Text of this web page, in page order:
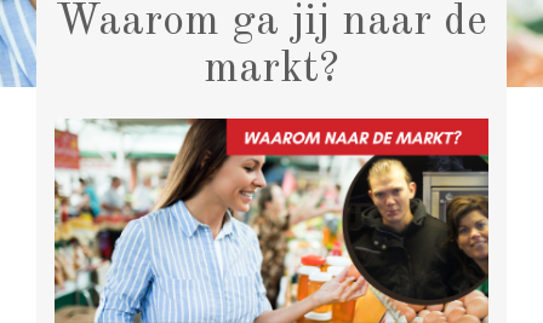
Waarom ga jij naar de
markt?